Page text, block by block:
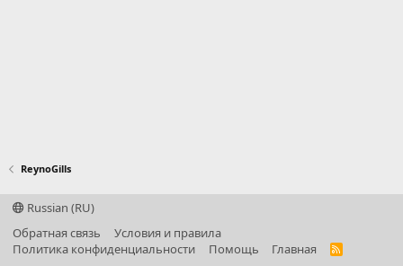
ReynoGills
Russian (RU)
Обратная связь
Условия и правила
Политика конфиденциальности
Помощь Главная
R